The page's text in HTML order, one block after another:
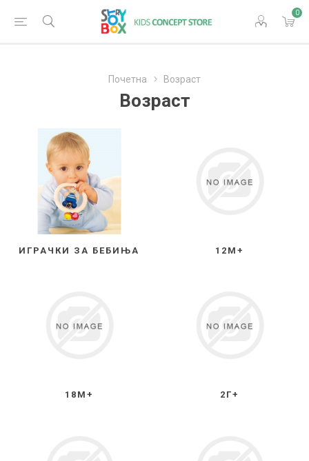
0
Почетна Возраст
Возраст
ИГРАЧКИ ЗА БЕБИЊА 12М+
18М+ 2Г+